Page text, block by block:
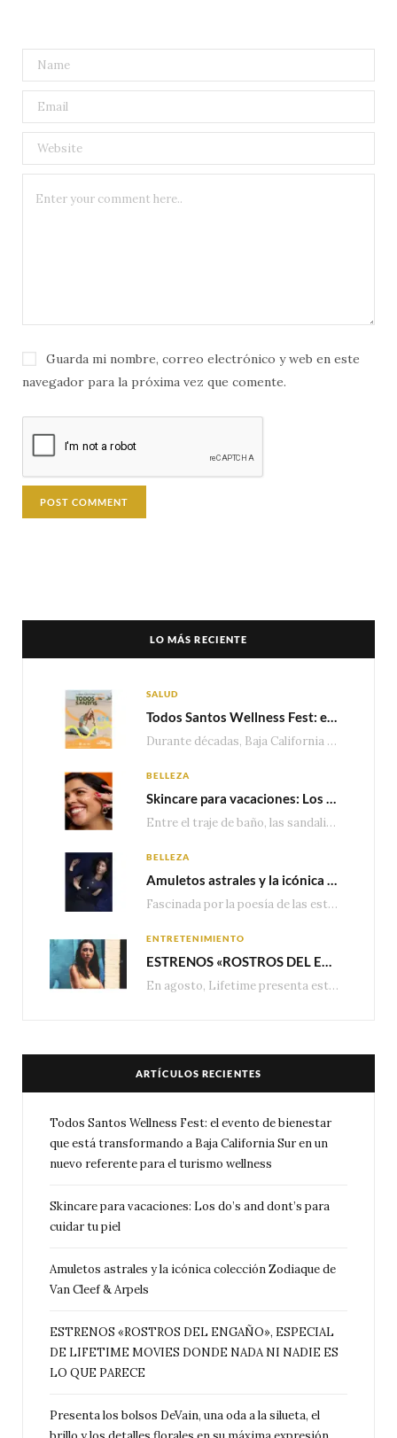
Guarda mi nombre, correo electrónico y web en este
navegador para la próxima vez que comente.
LO MÁS RECIENTE
SALUD
Todos Santos Wellness Fest: el evento de bienestar que está transformando a Baja California Sur en un nuevo referente para el turismo wellness
Durante décadas, Baja California Sur ha sido reconocido por sus playas, hoteles de lujo y…
BELLEZA
Skincare para vacaciones: Los do’s and dont’s para cuidar tu piel
Entre el traje de baño, las sandalias, los lentes de sol y los looks que…
BELLEZA
Amuletos astrales y la icónica colección Zodiaque de Van Cleef & Arpels
Fascinada por la poesía de las estrellas, la Maison Van Cleef & Arpels celebra la llegada de las…
ENTRETENIMIENTO
ESTRENOS «ROSTROS DEL ENGAÑO», ESPECIAL DE LIFETIME MOVIES DONDE NADA NI NADIE ES LO QUE PARECE
En agosto, Lifetime presenta estrenos exclusivos con historias donde las apariencias esconden los secretos más…
ARTÍCULOS RECIENTES
Todos Santos Wellness Fest: el evento de bienestar
que está transformando a Baja California Sur en un
nuevo referente para el turismo wellness
Skincare para vacaciones: Los do’s and dont’s para
cuidar tu piel
Amuletos astrales y la icónica colección Zodiaque de
Van Cleef & Arpels
ESTRENOS «ROSTROS DEL ENGAÑO», ESPECIAL
DE LIFETIME MOVIES DONDE NADA NI NADIE ES
LO QUE PARECE
Presenta los bolsos DeVain, una oda a la silueta, el